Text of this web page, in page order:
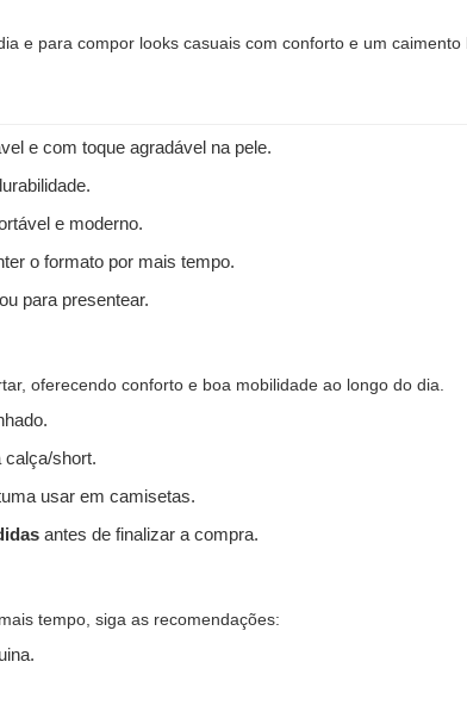
e para compor looks casuais com conforto e um
e com toque agradável na pele.
e moderno.
o formato por mais tempo.
para presentear.
oferecendo conforto e boa mobilidade ao longo do dia.
calça/short.
usar em camisetas.
antes de finalizar a compra.
tempo, siga as recomendações: